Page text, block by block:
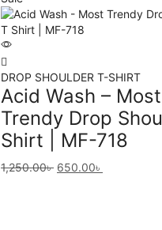
DROP SHOULDER T-SHIRT
Acid Wash – Most
Trendy Drop
Shirt | MF-718
1,250.00৳ 650.00৳